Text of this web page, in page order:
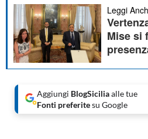
Leggi
Mise si
Aggiungi BlogSiciliaalle tue
Fonti preferitesu Google